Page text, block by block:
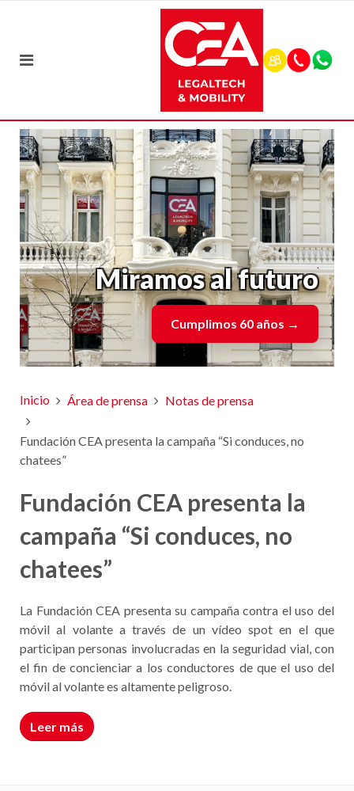
Miramos al futuro
Cumplimos 60 años →
Inicio Área de prensa Notas de prensa
Fundación CEA presenta la campaña “Si conduces, no
chatees”
Fundación CEA presenta la
campaña “Si conduces, no
chatees”
La Fundación CEA presenta su campaña contra el uso del
móvil al volante a través de un vídeo spot en el que
participan personas involucradas en la seguridad vial, con
el fin de concienciar a los conductores de que el uso del
móvil al volante es altamente peligroso.
Leer más